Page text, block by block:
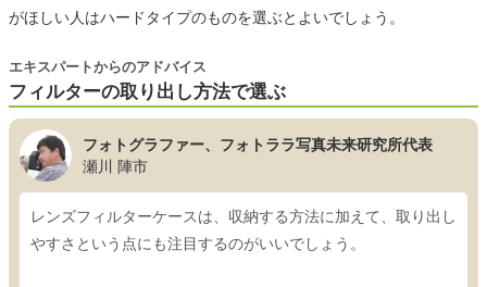
がほしい人はハードタイプのものを選ぶとよいでしょう。
フィルターの取り出し方法で選ぶ
エキスパートからのアドバイス
フォトグラファー、フォトララ写真未来研究所代表
瀬川 陣市
レンズフィルターケースは、収納する方法に加えて、取り出し
やすさという点にも注目するのがいいでしょう。